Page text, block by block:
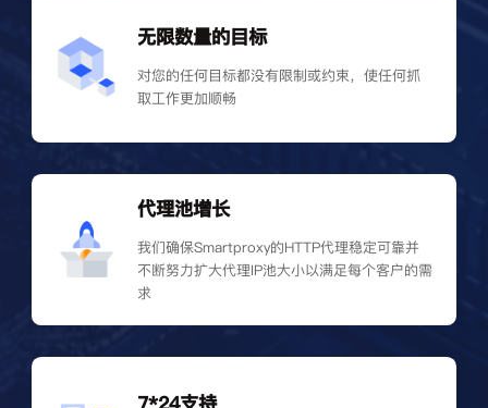
无限数量的目标
对您的任何目标都没有限制或约束，使任何抓
取工作更加顺畅
代理池增长
我们确保Smartproxy的HTTP代理稳定可靠并
不断努力扩大代理IP池大小以满足每个客户的需
求